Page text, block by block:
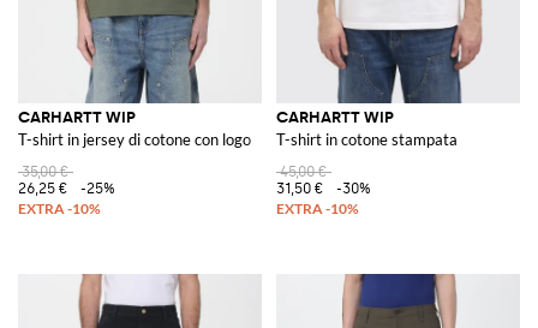
CARHARTT WIP
T-shirt in jersey di cotone con logo
35,00 €
26,25 €
-25%
CARHARTT WIP
T-shirt in cotone stampata
45,00 €
31,50 €
-30%